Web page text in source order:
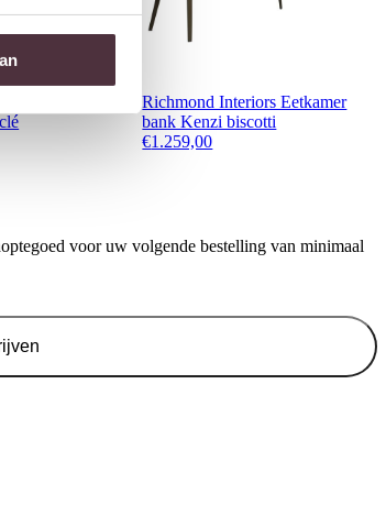
Richmond Interiors Eetkamer
bank Kenzi biscotti
€1.259,00
voor uw volgende bestelling van minimaal